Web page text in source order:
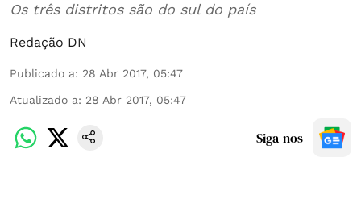
Os três distritos são do sul do país
Redação DN
Publicado a: 28 Abr 2017, 05:47
Atualizado a: 28 Abr 2017, 05:47
Siga-nos